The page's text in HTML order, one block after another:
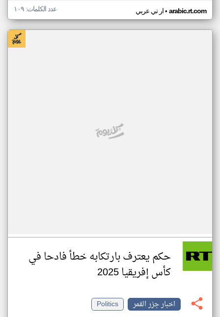
ار تي عربي• arabic.rt.com عدد الكلمات: ١٠٩
حكم يعترف بارتكابه خطأ فادحا في
كأس إفريقيا 2025
اخبار جزر القمر
Politics